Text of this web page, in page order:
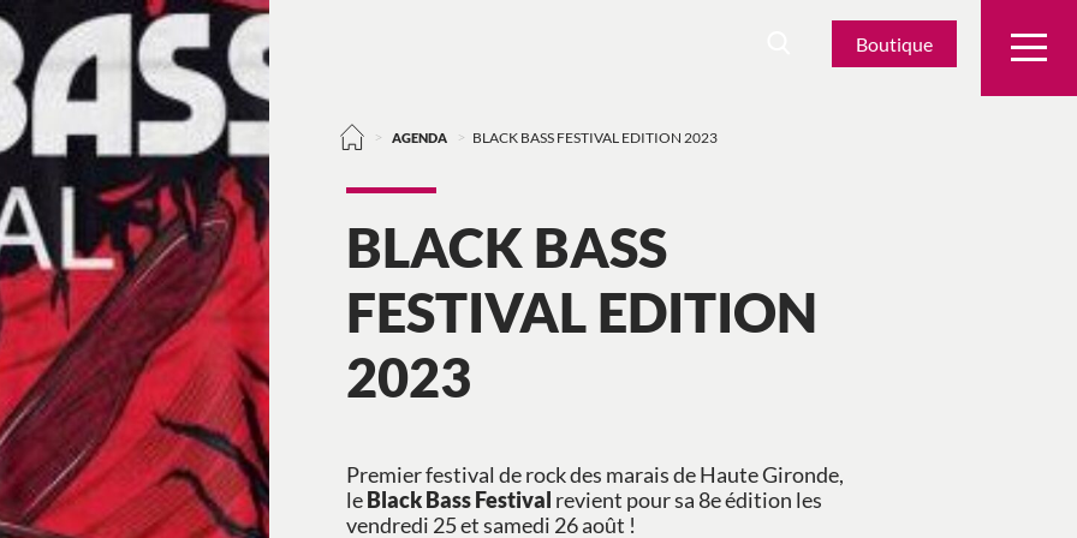
Boutique
> AGENDA > BLACK BASS FESTIVAL EDITION 2023
BLACK BASS
FESTIVAL EDITION
2023
Premier festival de rock des marais de Haute Gironde,
leBlack Bass Festival revient pour sa 8e édition les
vendredi 25 et samedi 26 août !